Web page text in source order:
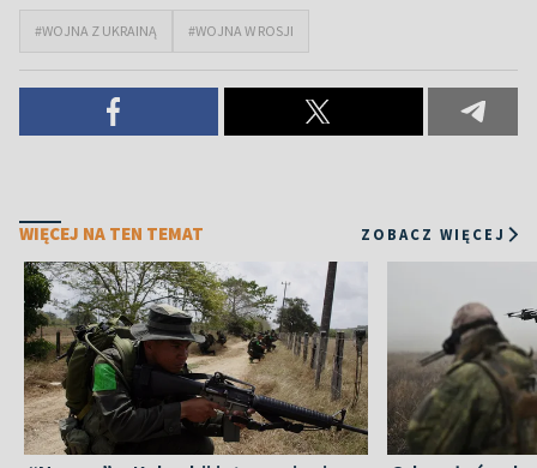
#WOJNA Z UKRAINĄ #WOJNA W ROSJI
WIĘCEJ NA TEN TEMAT ZOBACZ WIĘCEJ